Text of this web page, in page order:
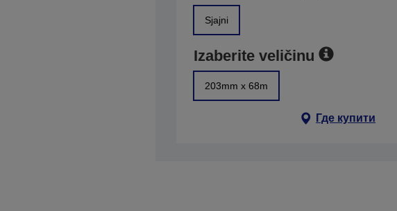
Sjajni
Izaberite veličinu
203mm x 68m
Где купити